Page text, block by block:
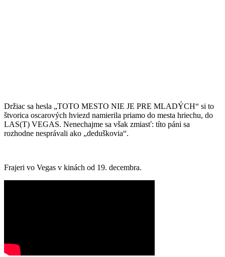
Držiac sa hesla „TOTO MESTO NIE JE PRE MLADÝCH“ si to
štvorica oscarových hviezd namierila priamo do mesta hriechu, do
LAS(T) VEGAS. Nenechajme sa však zmiasť: títo páni sa
rozhodne nesprávali ako „deduškovia“.
Frajeri vo Vegas v kinách od 19. decembra.